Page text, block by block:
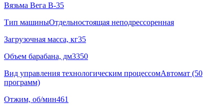
Вязьма Вега В-35
Тип машиныОтдельностоящая неподрессоренная
Загрузочная масса, кг35
Объем барабана, дм3350
Вид управления технологическим процессомАвтомат (50
программ)
Отжим, об/мин461